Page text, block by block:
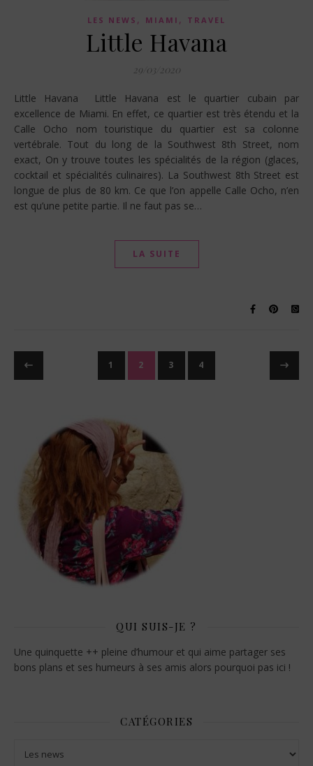
LES NEWS , MIAMI , TRAVEL
Little Havana
29/03/2020
Little Havana Little Havana est le quartier cubain par
excellence de Miami. En effet, ce quartier est très étendu et la
Calle Ocho nom touristique du quartier est sa colonne
vertébrale. Tout du long de la Southwest 8th Street, nom
exact, On y trouve toutes les spécialités de la région (glaces,
cocktail et spécialités culinaires). La Southwest 8th Street est
longue de plus de 80 km. Ce que l’on appelle Calle Ocho, n’en
est qu’une petite partie. Il ne faut pas se…
LA SUITE
1 2 3 4
QUI SUIS-JE ?
Une quinquette ++ pleine d’humour et qui aime partager ses
bons plans et ses humeurs à ses amis alors pourquoi pas ici !
CATÉGORIES